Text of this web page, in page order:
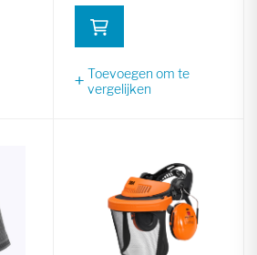
Toevoegen om te
vergelijken